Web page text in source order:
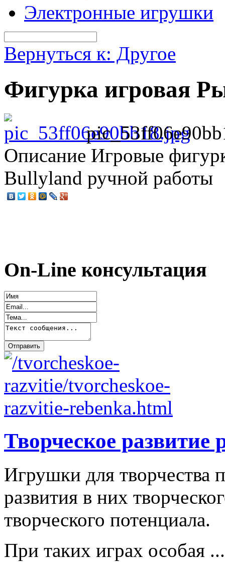
Электронные игрушки
Вернуться к: Другое
Фигурка игровая
Описание Игровые
Bullyland ручной работы
On-Line консультация
Творческое развитие
Игрушки для творчества
развития в них
творческого потенциала.
При таких играх особая ...